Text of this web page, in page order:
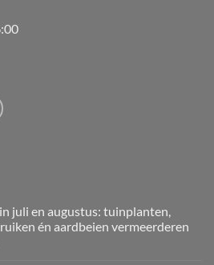
juli en augustus: tuinplanten,
én aardbeien vermeerderen